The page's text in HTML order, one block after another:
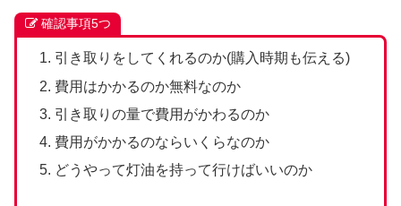
確認事項5つ
引き取りをしてくれるのか(購入時期も伝える)
費用はかかるのか無料なのか
引き取りの量で費用がかわるのか
費用がかかるのならいくらなのか
どうやって灯油を持って行けばいいのか